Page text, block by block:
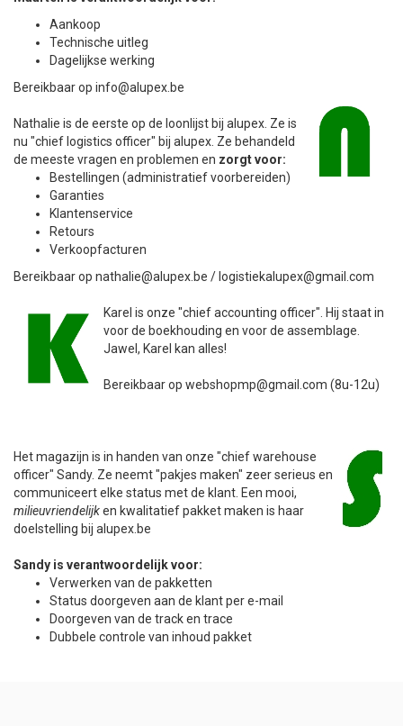
Aankoop
Technische uitleg
Dagelijkse werking
Bereikbaar op info@alupex.be
Nathalie is de eerste op de loonlijst bij alupex. Ze is
nu "chief logistics officer" bij alupex. Ze behandeld
de meeste vragen en problemen en zorgt voor:
Bestellingen (administratief voorbereiden)
Garanties
Klantenservice
Retours
Verkoopfacturen
Bereikbaar op nathalie@alupex.be / logistiekalupex@gmail.com
Karel is onze "chief accounting officer". Hij staat in
voor de boekhouding en voor de assemblage.
Jawel, Karel kan alles!
Bereikbaar op webshopmp@gmail.com (8u-12u)
Het magazijn is in handen van onze "chief warehouse
officer" Sandy. Ze neemt "pakjes maken" zeer serieus en
communiceert elke status met de klant. Een mooi,
milieuvriendelijken kwalitatief pakket maken is haar
doelstelling bij alupex.be
Sandy is verantwoordelijk voor:
Verwerken van de pakketten
Status doorgeven aan de klant per e-mail
Doorgeven van de track en trace
Dubbele controle van inhoud pakket